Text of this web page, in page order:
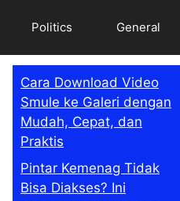
Politics General
Cara Download Video
Smule ke Galeri dengan
Mudah, Cepat, dan
Praktis
Pintar Kemenag Tidak
Bisa Diakses? Ini